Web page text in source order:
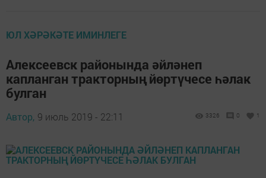
ЮЛ ХӘРӘКӘТЕ ИМИНЛЕГЕ
Алексеевск районында әйләнеп
капланган тракторның йөртүчесе һәлак
булган
Автор, 9 июль 2019 - 22:11 3326 0 1